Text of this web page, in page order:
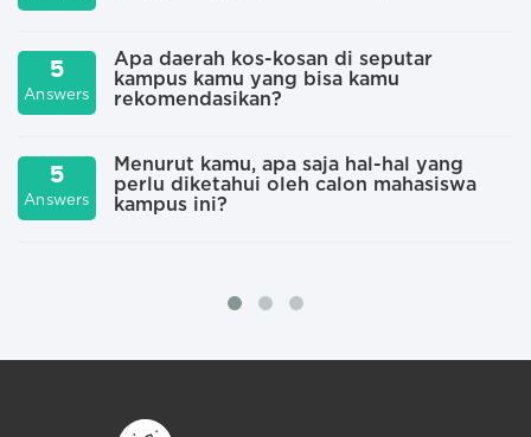
5
Answers
Apa daerah kos-kosan di seputar
kampus kamu yang bisa kamu
rekomendasikan?
5
Answers
Menurut kamu, apa saja hal-hal yang
perlu diketahui oleh calon mahasiswa
kampus ini?